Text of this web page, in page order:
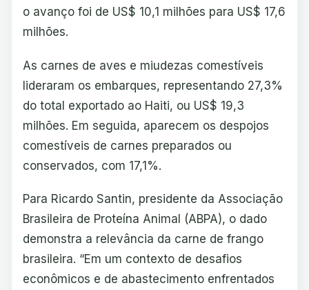
o avanço foi de US$ 10,1 milhões para US$ 17,6
milhões.
As carnes de aves e miudezas comestíveis
lideraram os embarques, representando 27,3%
do total exportado ao Haiti, ou US$ 19,3
milhões. Em seguida, aparecem os despojos
comestíveis de carnes preparados ou
conservados, com 17,1%.
Para Ricardo Santin, presidente da Associação
Brasileira de Proteína Animal (ABPA), o dado
demonstra a relevância da carne de frango
brasileira. “Em um contexto de desafios
econômicos e de abastecimento enfrentados